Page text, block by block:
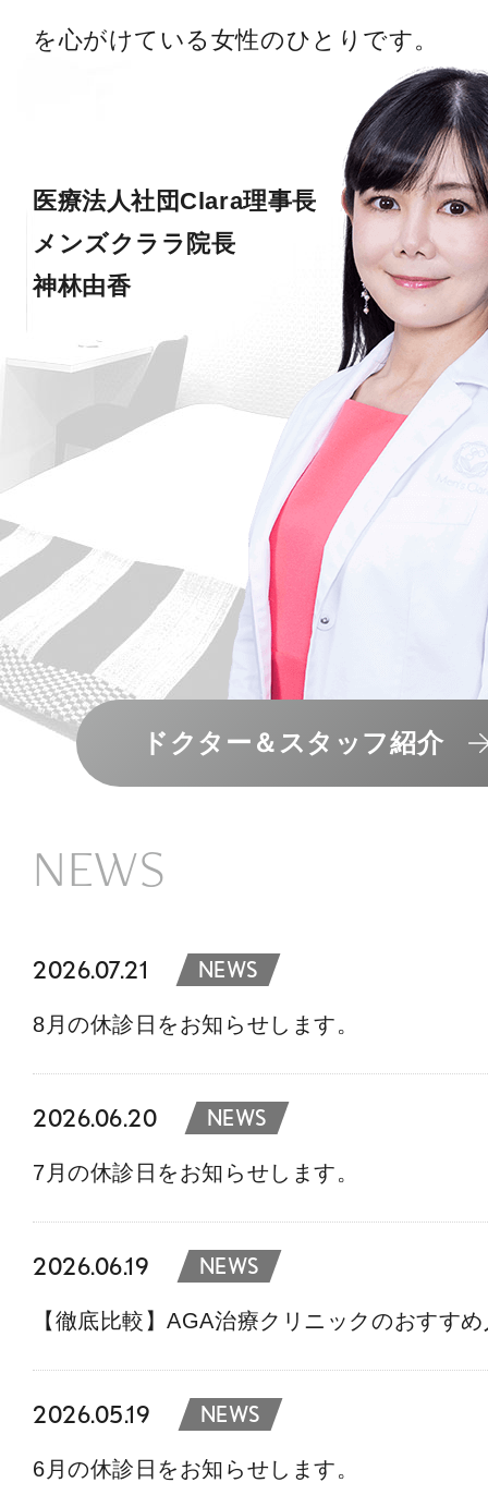
を心がけている女性のひとりです。
医療法人社団Clara理事長
メンズクララ院長
神林由香
ドクター＆スタッフ紹介
NEWS
2026.07.21 NEWS
8月の休診日をお知らせします。
2026.06.20 NEWS
7月の休診日をお知らせします。
2026.06.19 NEWS
【徹底比較】AGA治療クリニックのおすす
2026.05.19 NEWS
6月の休診日をお知らせします。